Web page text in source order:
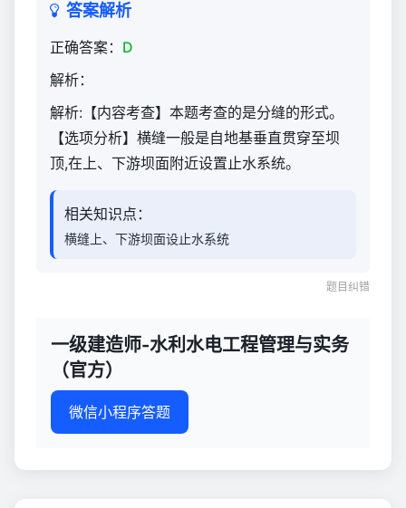
答案解析
正确答案： D
解析：
解析:【内容考查】本题考查的是分缝的形式。
【选项分析】横缝一般是自地基垂直贯穿至坝
顶,在上、下游坝面附近设置止水系统。
相关知识点：
横缝上、下游坝面设止水系统
题目纠错
一级建造师-水利水电工程管理与实务
（官方）
微信小程序答题